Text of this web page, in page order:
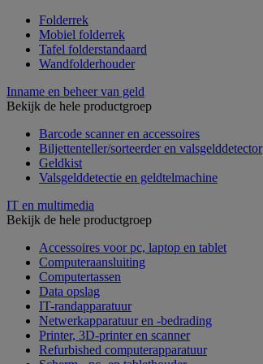
Folderrek
Mobiel folderrek
Tafel folderstandaard
Wandfolderhouder
Inname en beheer van geld
Bekijk de hele productgroep
Barcode scanner en accessoires
Biljettenteller/sorteerder en valsgelddetector
Geldkist
Valsgelddetectie en geldtelmachine
IT en multimedia
Bekijk de hele productgroep
Accessoires voor pc, laptop en tablet
Computeraansluiting
Computertassen
Data opslag
IT-randapparatuur
Netwerkapparatuur en -bedrading
Printer, 3D-printer en scanner
Refurbished computerapparatuur